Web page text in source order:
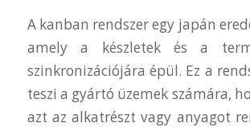
A kanban rendszer egy japán
amely a készletek és a
szinkronizációjára épül. Ez a
teszi a gyártó üzemek számára,
azt az alkatrészt vagy anyagot